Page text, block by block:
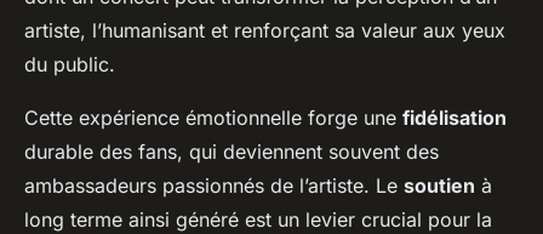
artiste, l’humanisant et renforçant sa valeur aux yeux
du public.
Cette expérience émotionnelle forge une fidélisation
durable des fans, qui deviennent souvent des
ambassadeurs passionnés de l’artiste. Le soutien à
long terme ainsi généré est un levier crucial pour la